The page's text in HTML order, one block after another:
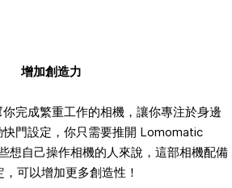
增加創造力
完成繁重工作的相機，讓你專注於身邊
門設定，你只需要推開 Lomomatic
想自己操作相機的人來說，這部相機配備
可以增加更多創造性！